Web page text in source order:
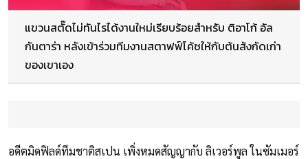
แขวนสตั๊ดไม่ทันไรได้งานใหม่เรียบร้อยสำหรับ ติอาโก้ อัล
กันตาร่า หลังเข้าร่วมทีมงานสตาฟฟ์โค้ชให้กับต้นสังกัดเก่า
ของเขาเอง
อดีตมิดฟิลด์ทีมชาติสเปน เพิ่งหมดสัญญากับ ลิเวอร์พูล ในซัมเมอร์